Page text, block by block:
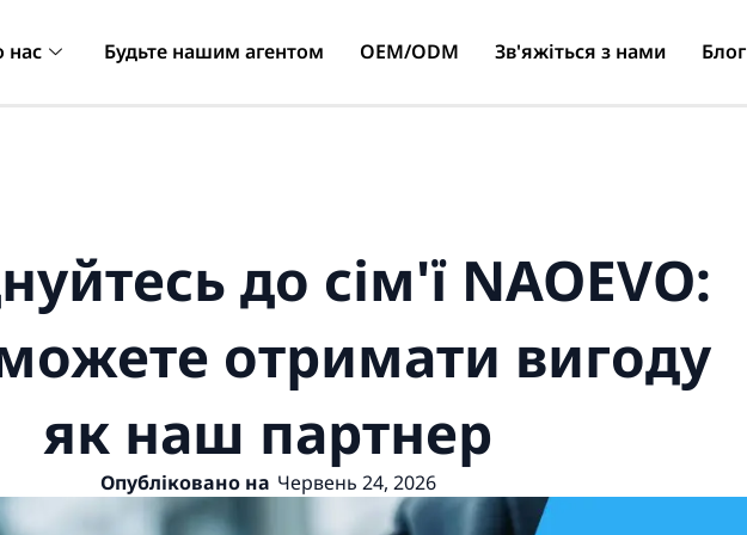
нас Будьте нашим агентом OEM/ODM Зв'яжіться з нами Блог
до сім'ї NAOEVO:
отримати вигоду
як наш партнер
Опубліковано на Червень 24, 2026